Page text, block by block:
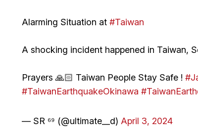
Alarming Situation at #Taiwan
A shocking incident happened in Taiwan,
Prayers 🙏🏻 Taiwan People Stay Safe !
#TaiwanEarthquakeOkinawa
— SR ⁶⁹ (@ultimate__d) April 3, 2024